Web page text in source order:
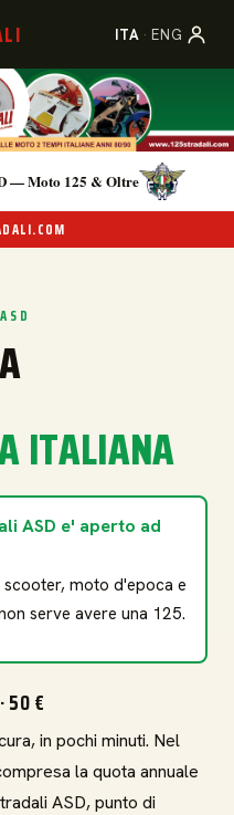
ITA · ENG
— Moto 125 & Oltre
ITALIANA
ASD e' aperto ad
moto d'epoca e
serve avere una 125.
· 50 €
in pochi minuti. Nel
la quota annuale
ASD, punto di